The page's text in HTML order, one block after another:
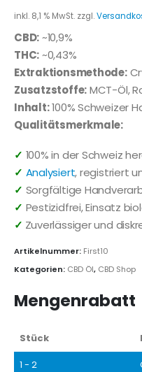
inkl. 8,1 % MwSt. zzgl.
CBD:~10,9%
THC:~0,43%
Extraktionsmethode:
Zusatzstoffe:MCT-Öl,
Inhalt:100% Schweizer
Qualitätsmerkmale:
✓ 100% in der Schweiz
✓ Analysiert, registriert
✓ Sorgfältige
✓ Pestizidfrei, Einsatz
✓ Zuverlässiger und
Artikelnummer: First10
Kategorien: CBD Öl, CBD Shop
Mengenrabatt
Stück
1 - 2